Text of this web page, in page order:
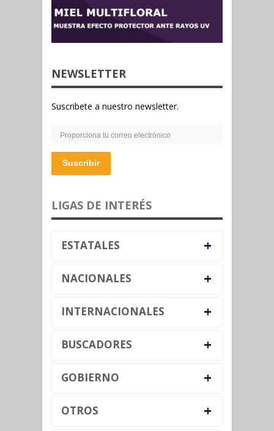
NEWSLETTER
Suscribete a nuestro newsletter.
Suscribir
LIGAS DE INTERÉS
ESTATALES +
NACIONALES +
INTERNACIONALES +
BUSCADORES +
GOBIERNO +
OTROS +